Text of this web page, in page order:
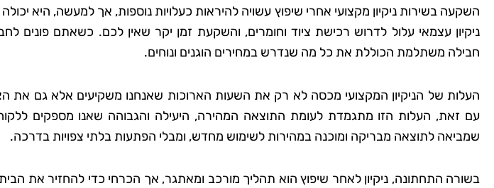
השקעה בשירות ניקיון מקצועי אחרי שיפוץ עשויה להיראות כעלויות נוספות, אך למעשה, היא
ניקיון עצמאי עלול לדרוש רכישת ציוד וחומרים, והשקעת זמן יקר שאין לכם. כשאתם פונים
חבילה משתלמת הכוללת את כל מה שנדרש במחירים הוגנים ונוחים.
העלות של הניקיון המקצועי מכסה לא רק את השעות הארוכות שאנחנו משקיעים אלא גם את
עם זאת, העלות הזו מתגמדת לעומת התוצאה המהירה, היעילה והגבוהה שאנו מספקים
שמביאה לתוצאה מבריקה ומוכנה במהירות לשימוש מחדש, ומבלי הפתעות בלתי צפויות בדרכה.
בשורה התחתונה, ניקיון לאחר שיפוץ הוא תהליך מורכב ומאתגר, אך הכרחי כדי להחזיר את